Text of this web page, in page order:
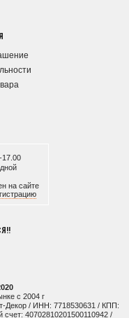
17.00
на сайте
с 2004 г
Декор / ИНН: 7718530631 / КПП:
40702810201500110942 /